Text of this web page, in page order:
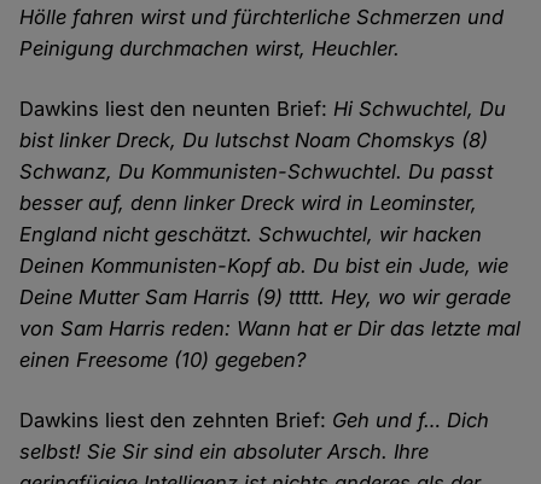
Hölle fahren wirst und fürchterliche Schmerzen und
Peinigung durchmachen wirst, Heuchler.
Dawkins liest den neunten Brief:Hi Schwuchtel, Du
bist linker Dreck, Du lutschst Noam Chomskys (8)
Schwanz, Du Kommunisten-Schwuchtel. Du passt
besser auf, denn linker Dreck wird in Leominster,
England nicht geschätzt. Schwuchtel, wir hacken
Deinen Kommunisten-Kopf ab. Du bist ein Jude, wie
Deine Mutter Sam Harris (9) ttttt. Hey, wo wir gerade
von Sam Harris reden: Wann hat er Dir das letzte mal
einen Freesome (10) gegeben?
Dawkins liest den zehnten Brief: Geh und f… Dich
selbst! Sie Sir sind ein absoluter Arsch. Ihre